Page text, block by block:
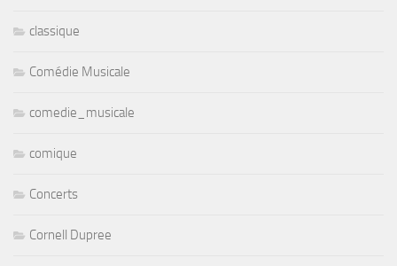
classique
Comédie Musicale
comedie_musicale
comique
Concerts
Cornell Dupree